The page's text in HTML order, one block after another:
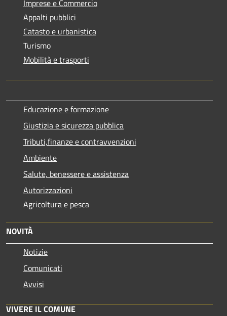
Imprese e Commercio
Appalti pubblici
Catasto e urbanistica
Turismo
Mobilità e trasporti
Educazione e formazione
Giustizia e sicurezza pubblica
Tributi,finanze e contravvenzioni
Ambiente
Salute, benessere e assistenza
Autorizzazioni
Agricoltura e pesca
NOVITÀ
Notizie
Comunicati
Avvisi
VIVERE IL COMUNE